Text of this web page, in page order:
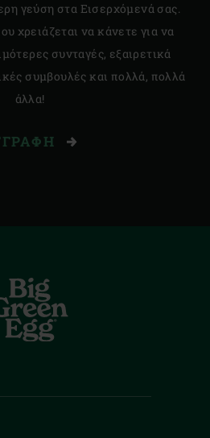
γεύση στα Εισερχόμενά σας.
χρειάζεται να κάνετε για να
συνταγές, εξαιρετικά
συμβουλές και πολλά, πολλά
άλλα!